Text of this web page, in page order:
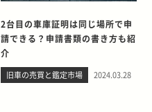
2台目の車庫証明は同じ場所で申
請できる？申請書類の書き方も紹
介
旧車の売買と鑑定市場 2024.03.28